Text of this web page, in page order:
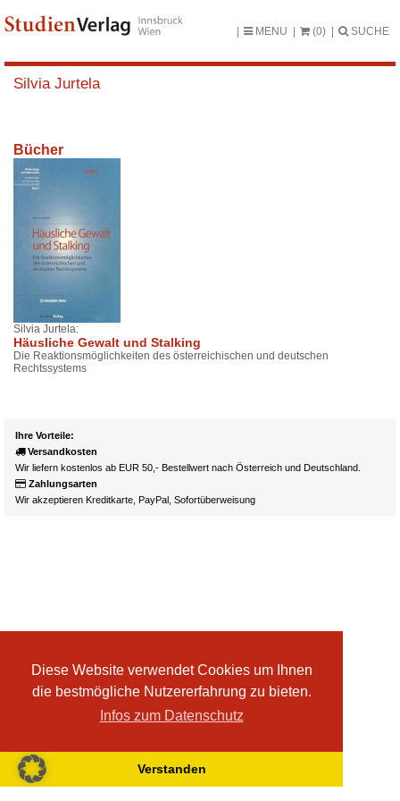
Diese Website verwendet Cookies um Ihnen
die bestmögliche Nutzererfahrung zu bieten.
Infos zum Datenschutz
Verstanden
MENU (0) SUCHE
Silvia Jurtela
Bücher
Silvia Jurtela:
Häusliche Gewalt und Stalking
Die Reaktionsmöglichkeiten des österreichischen und deutschen
Rechtssystems
Ihre Vorteile:
Versandkosten
Wir liefern kostenlos ab EUR 50,- Bestellwert nach Österreich und Deutschland.
Zahlungsarten
Wir akzeptieren Kreditkarte, PayPal, Sofortüberweisung